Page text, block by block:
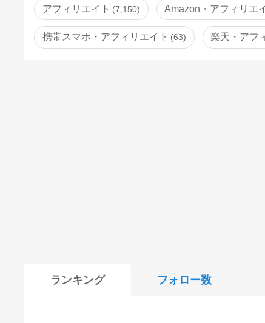
アフィリエイト 7,150 Amazon・アフィリエ
携帯スマホ・アフィリエイト 63 楽天・アフ
ランキング フォロー数